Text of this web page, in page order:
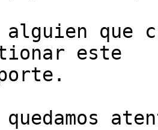
alguien
este